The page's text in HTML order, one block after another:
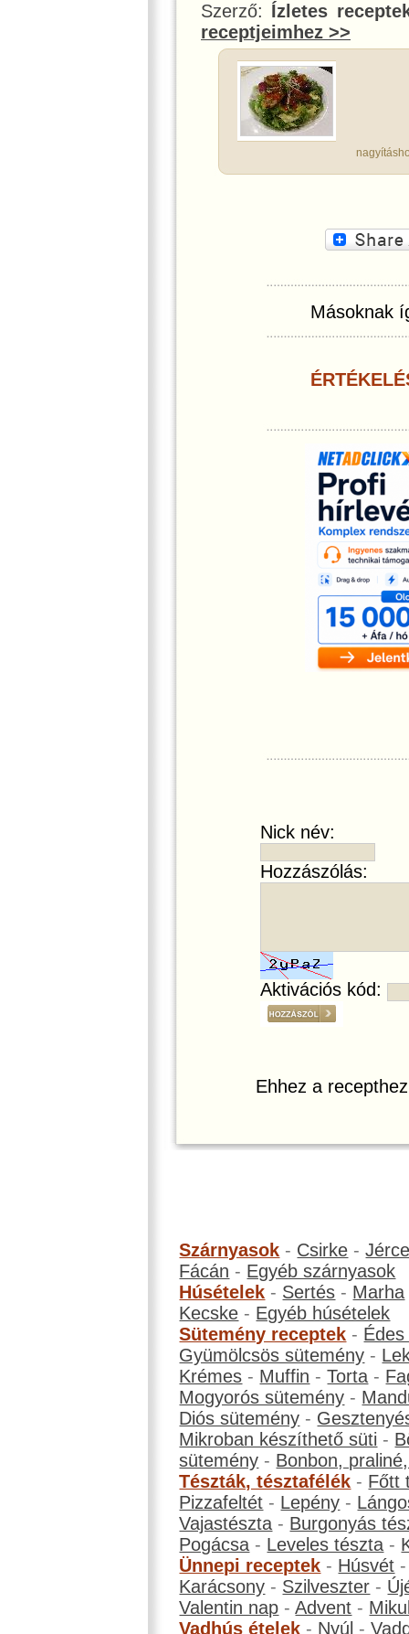
Szerző: Ízletes
receptjeimhez >>
Másoknak
Nick név:
Hozzászólás:
Aktivációs kód:
Ehhez a
Szárnyasok - Csirke -
Fácán - Egyéb szárnyasok
Húsételek - Sertés - Marha
Kecske - Egyéb húsételek
Sütemény receptek -
Gyümölcsös sütemény -
Krémes - Muffin -Torta -
Mogyorós sütemény -
Diós sütemény -
Mikroban készíthető süti -
sütemény - Bonbon,
Tészták, tésztafélék - Főtt
Pizzafeltét - Lepény -
Vajastészta - Burgonyás
Pogácsa - Leveles tészta -
Ünnepi receptek - Húsvét
Karácsony - Szilveszter -
Valentin nap -Advent -
Vadhús ételek - Nyúl -